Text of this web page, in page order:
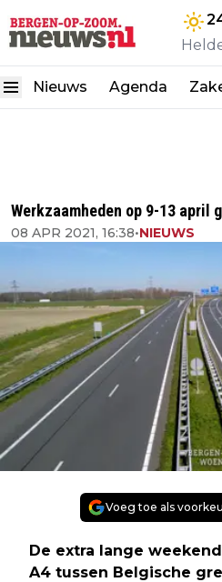
Nieuws Agenda
Werkzaamheden op 9-13 april
08 APR 2021, 16:38•NIEUWS
Voeg toe als
De extra lange
A4 tussen Belgische